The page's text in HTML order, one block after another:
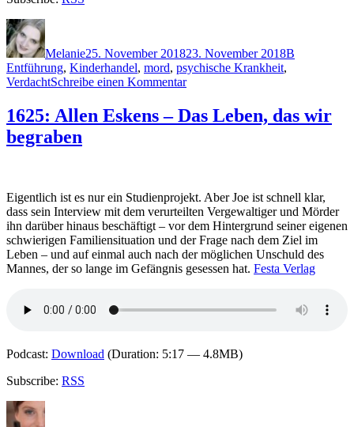
Autor
Melanie25. November 201823. November 2018B
Entführung, Kinderhandel, mord, psychische Krankheit,
VerdachtSchreibe einen Kommentarzu
Haylen
Beck
1625: Allen Eskens – Das Leben, das wir
begraben
Eigentlich ist es nur ein Studienprojekt. Aber Joe ist schnell klar,
dass sein Interview mit dem verurteilten Vergewaltiger und Mörder
ihn darüber hinaus beschäftigt – vor dem Hintergrund seiner eigenen
schwierigen Familiensituation und der Frage nach dem Ziel im
Leben – und auf einmal auch nach der möglichen Unschuld des
Mannes, der so lange im Gefängnis gesessen hat. Festa Verlag
Podcast: Download (Duration: 5:17 — 4.8MB)
Subscribe: RSS
Autor